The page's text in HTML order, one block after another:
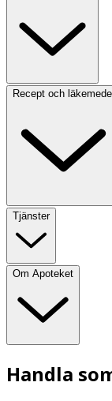
Recept och läkemedel
Tjänster
Om Apoteket
Handla